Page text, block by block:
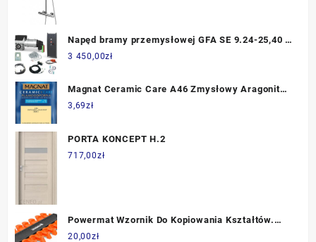
Napęd bramy przemysłowej GFA SE 9.24-25,40 +
centrala TS970 + OSE
3 450,00zł
Magnat Ceramic Care A46 Zmysłowy Aragonit
0,03L
3,69zł
PORTA KONCEPT H.2
717,00zł
Powermat Wzornik Do Kopiowania Kształtów.
Szablon 260 Mm (PMGSK10T)
20,00zł